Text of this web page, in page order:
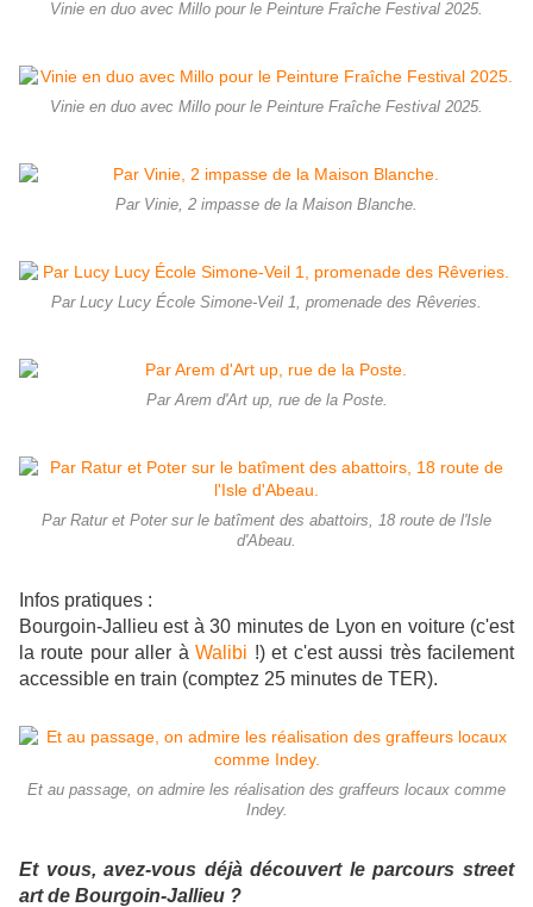
Vinie en duo avec Millo pour le Peinture Fraîche Festival 2025.
Vinie en duo avec Millo pour le Peinture Fraîche Festival 2025.
Par Vinie, 2 impasse de la Maison Blanche.
Par Lucy Lucy École Simone-Veil 1, promenade des Rêveries.
Par Arem d'Art up, rue de la Poste.
Par Ratur et Poter sur le batîment des abattoirs, 18 route de l'Isle
d'Abeau.
Infos pratiques :
Bourgoin-Jallieu est à 30 minutes de Lyon en voiture (c'est
la route pour aller àWalibi !) et c'est aussi très facilement
accessible en train (comptez 25 minutes de TER).
Et au passage, on admire les réalisation des graffeurs locaux comme
Indey.
Et vous, avez-vous déjà découvert le parcours street
art de Bourgoin-Jallieu ?